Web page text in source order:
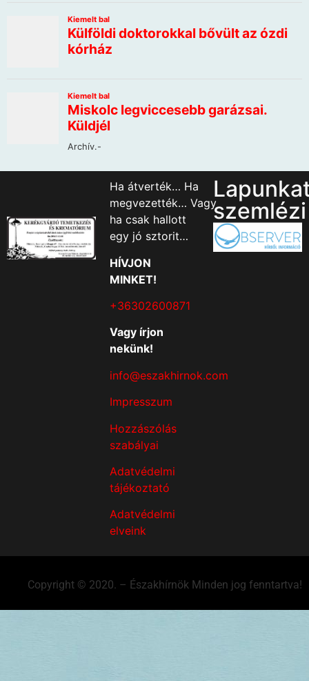
Ha átverték… Ha
megvezették… Vagy
ha csak hallott
egy jó sztorit…
HÍVJON
MINKET!
+36302600871
Vagy írjon
nekünk!
info@eszakhirnok.com
Impresszum
Hozzászólás
szabályai
Adatvédelmi
tájékoztató
Adatvédelmi
elveink
szemlézi
Copyright © 2020. – Északhírnök Minden jog fenntartva!